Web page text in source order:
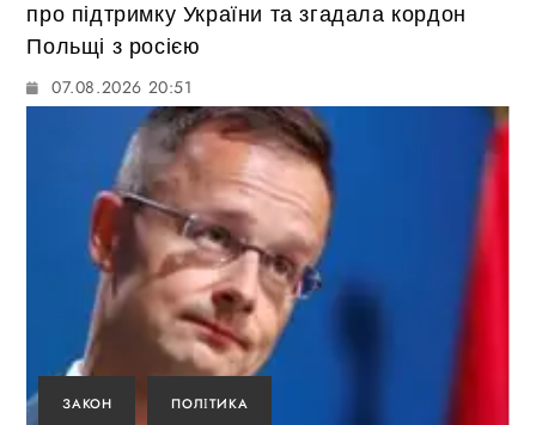
про підтримку України та згадала кордон
Польщі з росією
07.08.2026 20:51
ЗАКОН ПОЛІТИКА